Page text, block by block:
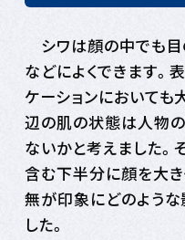
シワは顔の中でも目
などによくできます。
ケーションにおいても
辺の肌の状態は人物
ないかと考えました。
含む下半分に顔を大き
無が印象にどのよう
した。